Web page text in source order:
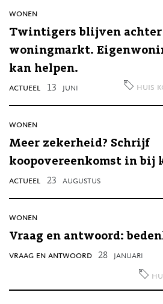
wonen
Twintigers blijven achter
woningmarkt.
kan helpen.
actueel 13 juni huis
wonen
Meer zekerheid? Schrijf
koopovereenkomst in bij
actueel 23 augustus
wonen
Vraag en antwoord:
vraag en antwoord 28 januari